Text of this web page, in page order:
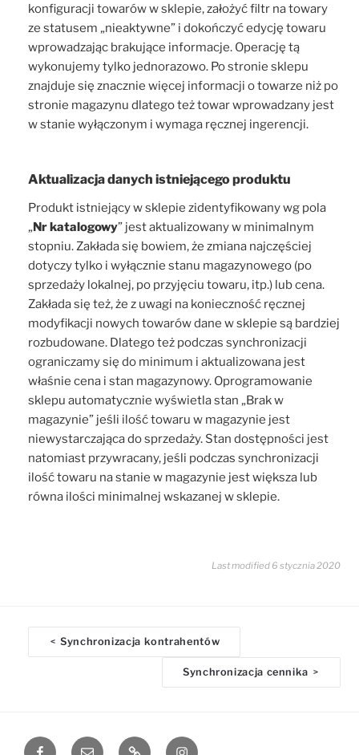
konfiguracji towarów w sklepie, założyć filtr na towary
ze statusem „nieaktywne” i dokończyć edycję towaru
wprowadzając brakujące informacje. Operację tą
wykonujemy tylko jednorazowo. Po stronie sklepu
znajduje się znacznie więcej informacji o towarze niż po
stronie magazynu dlatego też towar wprowadzany jest
w stanie wyłączonym i wymaga ręcznej ingerencji.
Aktualizacja danych istniejącego produktu
Produkt istniejący w sklepie zidentyfikowany wg pola
„Nr katalogowy” jest aktualizowany w minimalnym
stopniu. Zakłada się bowiem, że zmiana najczęściej
dotyczy tylko i wyłącznie stanu magazynowego (po
sprzedaży lokalnej, po przyjęciu towaru, itp.) lub cena.
Zakłada się też, że z uwagi na konieczność ręcznej
modyfikacji nowych towarów dane w sklepie są bardziej
rozbudowane. Dlatego też podczas synchronizacji
ograniczamy się do minimum i aktualizowana jest
właśnie cena i stan magazynowy. Oprogramowanie
sklepu automatycznie wyświetla stan „Brak w
magazynie” jeśli ilość towaru w magazynie jest
niewystarczająca do sprzedaży. Stan dostępności jest
natomiast przywracany, jeśli podczas synchronizacji
ilość towaru na stanie w magazynie jest większa lub
równa ilości minimalnej wskazanej w sklepie.
Last modified 6 stycznia 2020
o
v
< Synchronizacja kontrahentów
Synchronizacja cennika >
FacebookEmail www Instagram